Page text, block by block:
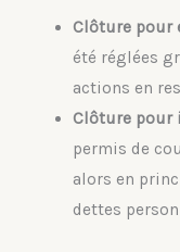
Clôture pour
été réglées
actions en
Clôture pour
permis de
alors en
dettes